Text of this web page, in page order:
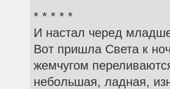
* * * * *
И настал черед
Вот пришла Света к
жемчугом
небольшая, ладная,